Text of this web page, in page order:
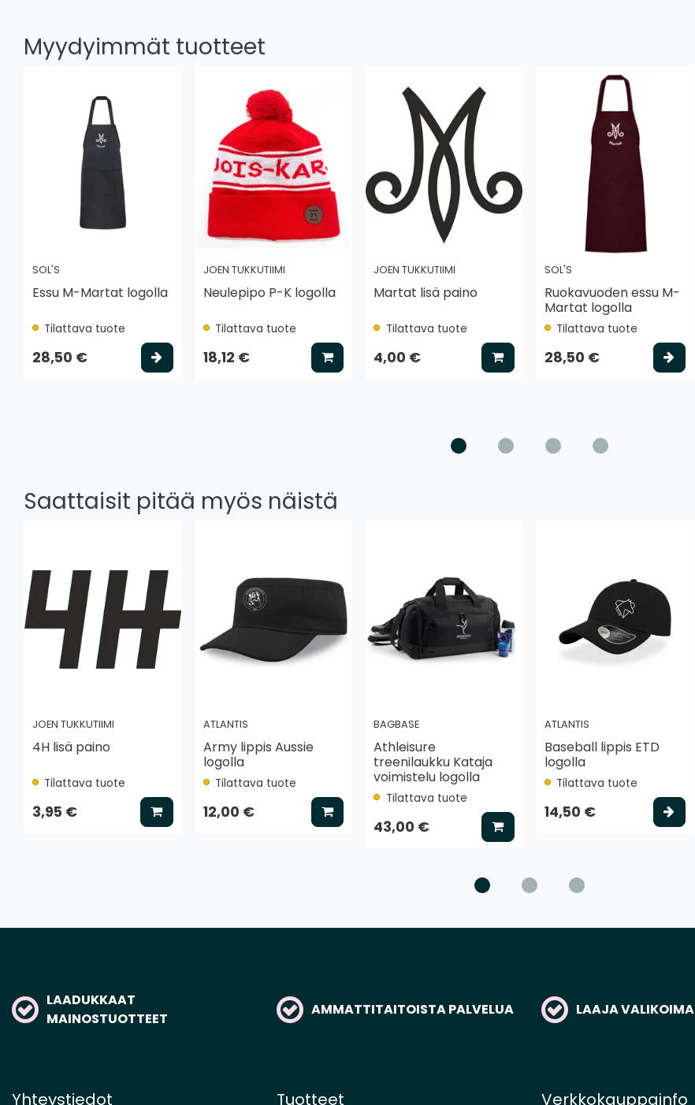
Myydyimmät tuotteet
SOL'S
Essu M-Martat logolla
Tilattava tuote
28,50 € Valitse vaihtoehto
JOEN TUKKUTIIMI
Neulepipo P-K logolla
Tilattava tuote
18,12 € Lisää koriin
JOEN TUKKUTIIMI
Martat lisä paino
Tilattava tuote
4,00 € Lisää koriin
SOL'S
Ruokavuoden essu M-
Martat logolla
Tilattava tuote
28,50 €
Saattaisit pitää myös näistä
JOEN TUKKUTIIMI
4H lisä paino
Tilattava tuote
3,95 € Lisää koriin
ATLANTIS
Army lippis Aussie
logolla
Tilattava tuote
12,00 € Lisää koriin
BAGBASE
Athleisure
treenilaukku Kataja
voimistelu logolla
Tilattava tuote
43,00 € Lisää koriin
ATLANTIS
Baseball lippis ETD
logolla
Tilattava tuote
14,50 €
LAADUKKAAT
MAINOSTUOTTEET
AMMATTITAITOISTA PALVELUA LAAJA VALIKOIMA
Yhteystiedot Tuotteet Verkkokauppainfo